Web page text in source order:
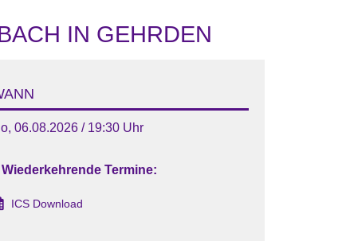
IN GEHRDEN
06.08.2026 / 19:30 Uhr
Wiederkehrende Termine:
ICS Download